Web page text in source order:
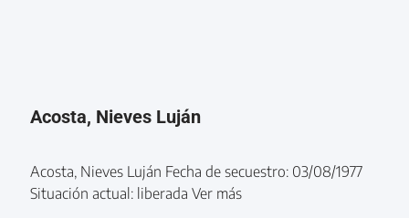
Acosta, Nieves Luján
Acosta, Nieves Luján Fecha de secuestro: 03/08/1977
Situación actual: liberada Ver más